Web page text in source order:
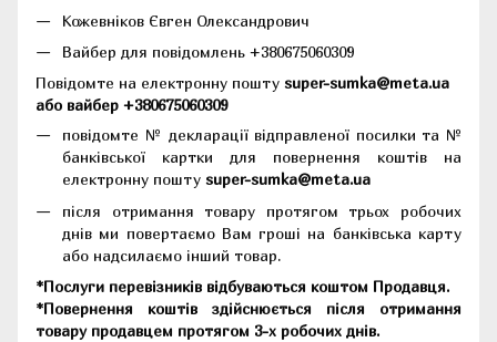
Кожевніков Євген Олександрович
Вайбер для повідомлень +380675060309
Повідомте на електронну пошту super-sumka@meta.ua
або вайбер +380675060309
повідомте № декларації відправленої посилки та №
банківської картки для повернення коштів на
електронну пошту super-sumka@meta.ua
після отримання товару протягом трьох робочих
днів ми повертаємо Вам гроші на банківська карту
або надсилаємо інший товар.
*Послуги перевізників відбуваються коштом Продавця.
*Повернення коштів здійснюється після отримання
товару продавцем протягом 3-х робочих днів.